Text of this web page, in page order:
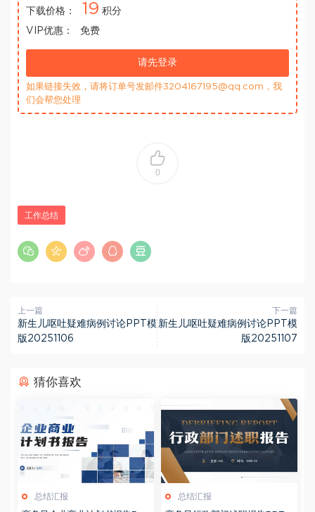
下载价格： 19 积分
VIP优惠：
免费
请先登录
如果链接失效，请将订单号发邮件3204167195@qq.com，我
们会帮您处理
0
工作总结
上一篇
新生儿呕吐疑难病例讨论PPT模
版20251106
下一篇
新生儿呕吐疑难病例讨论PPT模
版20251107
猜你喜欢
总结汇报 总结汇报